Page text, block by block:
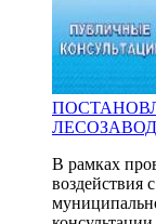
В рамках
воздействия